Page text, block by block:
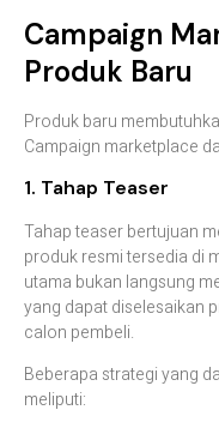
Campaign
Produk Baru
Produk baru
Campaign marketplace
1. Tahap Teaser
Tahap teaser bertujuan
produk resmi tersedia di
utama bukan langsung
yang dapat diselesaikan
calon pembeli.
Beberapa strategi yang
meliputi: